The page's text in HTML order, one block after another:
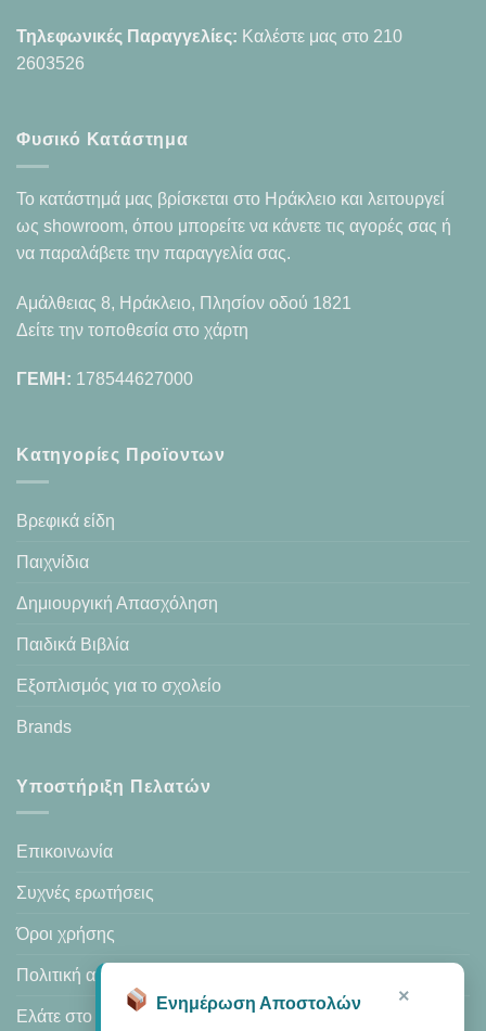
Τηλεφωνικές Παραγγελίες: Καλέστε μας στο 210
2603526
Φυσικό Κατάστημα
Το κατάστημά μας βρίσκεται στο Ηράκλειο και λειτουργεί
ως showroom, όπου μπορείτε να κάνετε τις αγορές σας ή
να παραλάβετε την παραγγελία σας.
Αμάλθειας 8, Ηράκλειο, Πλησίον οδού 1821
Δείτε την τοποθεσία στο χάρτη
ΓΕΜΗ: 178544627000
Κατηγορίες Προϊοντων
Βρεφικά είδη
Παιχνίδια
Δημιουργική Απασχόληση
Παιδικά Βιβλία
Εξοπλισμός για το σχολείο
Brands
Υποστήριξη Πελατών
Επικοινωνία
Συχνές ερωτήσεις
Όροι χρήσης
Πολιτική απορρήτου
Ελάτε στο κατάστημά μας
×
Ενημέρωση Αποστολών